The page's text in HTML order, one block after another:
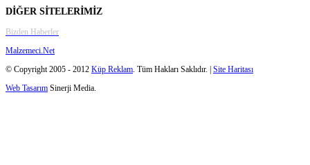
DİĞER SİTELERİMİZ
Bizden Haberler
Malzemeci.Net
© Copyright 2005 - 2012 Küp Reklam. Tüm Hakları Saklıdır. | Site Haritası
Web Tasarım Sinerji Media.